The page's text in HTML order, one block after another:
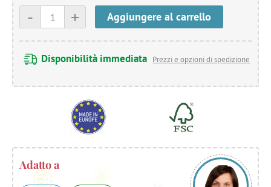
+
- Aggiungere al carrello
Disponibilità immediata Prezzi e opzioni di spedizione
Adatto a